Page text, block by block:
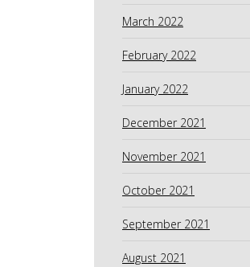
March 2022
February 2022
January 2022
December 2021
November 2021
October 2021
September 2021
August 2021